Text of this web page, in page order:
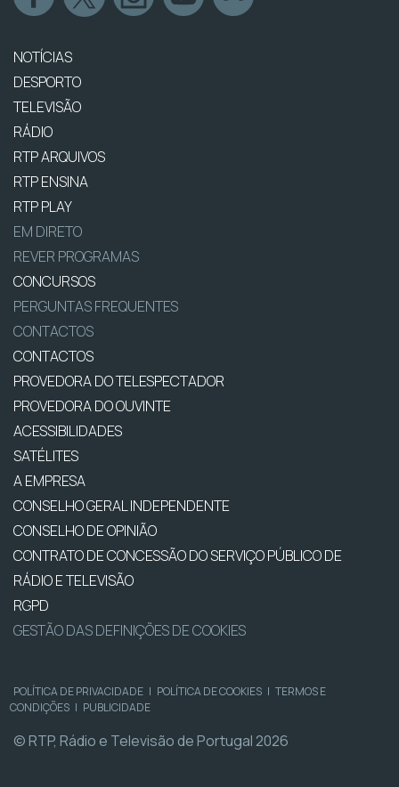
NOTÍCIAS
DESPORTO
TELEVISÃO
RÁDIO
RTP ARQUIVOS
RTP ENSINA
RTP PLAY
EM DIRETO
REVER PROGRAMAS
CONCURSOS
PERGUNTAS FREQUENTES
CONTACTOS
CONTACTOS
PROVEDORA DO TELESPECTADOR
PROVEDORA DO OUVINTE
ACESSIBILIDADES
SATÉLITES
A EMPRESA
CONSELHO GERAL INDEPENDENTE
CONSELHO DE OPINIÃO
CONTRATO DE CONCESSÃO DO SERVIÇO PÚBLICO DE
RÁDIO E TELEVISÃO
RGPD
GESTÃO DAS DEFINIÇÕES DE COOKIES
POLÍTICA DE PRIVACIDADE | POLÍTICA DE COOKIES | TERMOS E
CONDIÇÕES | PUBLICIDADE
© RTP, Rádio e Televisão de Portugal 2026